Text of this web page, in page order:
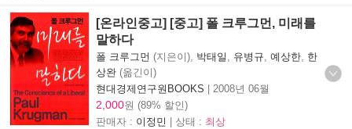
[온라인중고] [중고] 폴 크루그먼, 미래를
말하다
폴 크루그먼 (지은이), 박태일 유병규 예상한 한
상완 (옮긴이)
현대경제연구원BOOKS | 2008년 06월
2,000원 (89% 할인)
판매자 : 이정민 | 상태 : 최상